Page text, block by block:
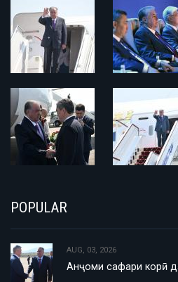
POPULAR
AUG, 03, 2026
Анҷоми сафари корӣ